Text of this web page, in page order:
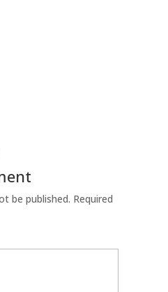
be published. Required